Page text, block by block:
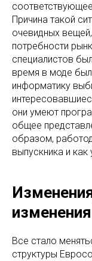
Причина такой
очевидных
потребности
специалистов
время в моде
информатику
они умеют
общее
образом,
выпускника и
Все стало
структуры